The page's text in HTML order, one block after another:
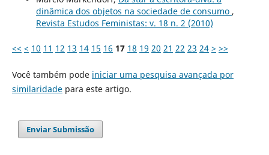
dinâmica dos objetos na sociedade de consumo ,
Revista Estudos Feministas: v. 18 n. 2 (2010)
<< < 10 11 12 13 14 15 16 17 18 19 20 21 22 23 24 > >>
Você também pode iniciar uma pesquisa avançada por
similaridadepara este artigo.
Enviar Submissão